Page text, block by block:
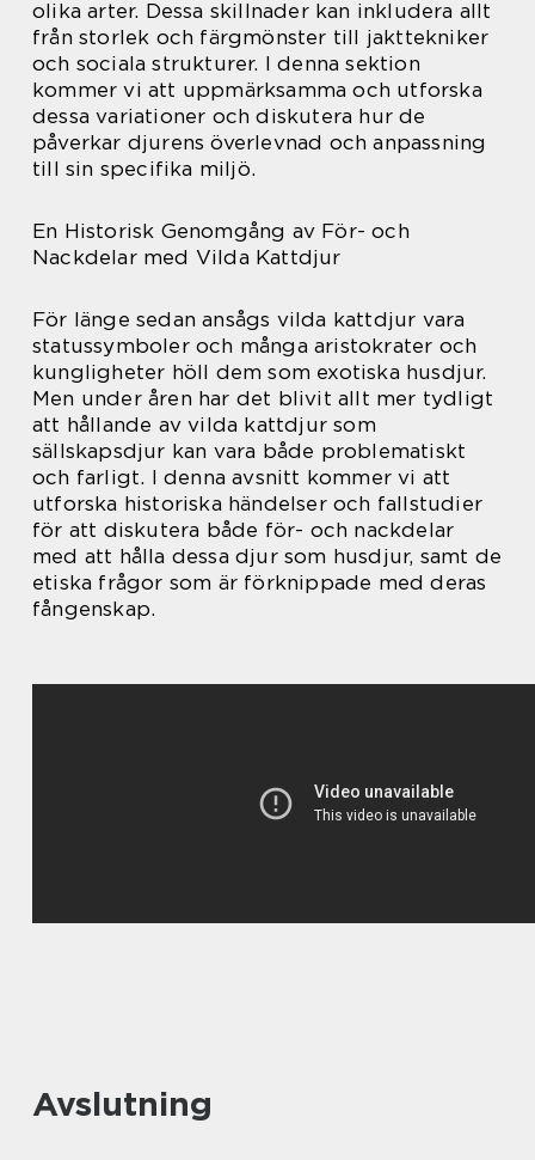
olika arter. Dessa skillnader kan inkludera allt
från storlek och färgmönster till jakttekniker
och sociala strukturer. I denna sektion
kommer vi att uppmärksamma och utforska
dessa variationer och diskutera hur de
påverkar djurens överlevnad och anpassning
till sin specifika miljö.
En Historisk Genomgång av För- och
Nackdelar med Vilda Kattdjur
För länge sedan ansågs vilda kattdjur vara
statussymboler och många aristokrater och
kungligheter höll dem som exotiska husdjur.
Men under åren har det blivit allt mer tydligt
att hållande av vilda kattdjur som
sällskapsdjur kan vara både problematiskt
och farligt. I denna avsnitt kommer vi att
utforska historiska händelser och fallstudier
för att diskutera både för- och nackdelar
med att hålla dessa djur som husdjur, samt de
etiska frågor som är förknippade med deras
fångenskap.
Avslutning